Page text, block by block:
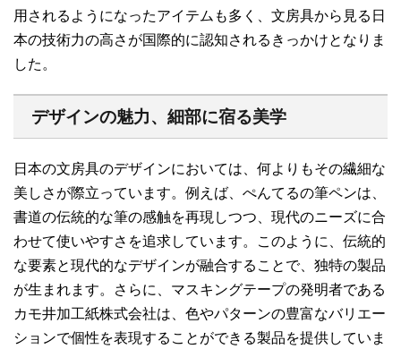
用されるようになったアイテムも多く、文房具から見る日
本の技術力の高さが国際的に認知されるきっかけとなりま
した。
デザインの魅力、細部に宿る美学
日本の文房具のデザインにおいては、何よりもその繊細な
美しさが際立っています。例えば、ぺんてるの筆ペンは、
書道の伝統的な筆の感触を再現しつつ、現代のニーズに合
わせて使いやすさを追求しています。このように、伝統的
な要素と現代的なデザインが融合することで、独特の製品
が生まれます。さらに、マスキングテープの発明者である
カモ井加工紙株式会社は、色やパターンの豊富なバリエー
ションで個性を表現することができる製品を提供していま